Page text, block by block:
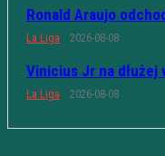
Ronald Araujo
La Liga 2026-08-08
Vinicius Jr na dłużej
La Liga 2026-08-08